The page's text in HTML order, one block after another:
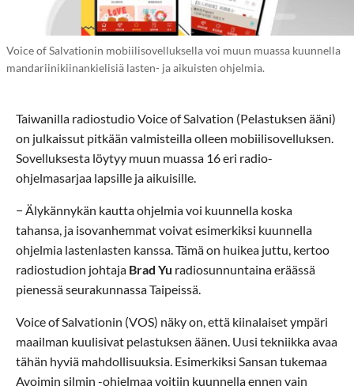
Voice of Salvationin mobiilisovelluksella voi muun muassa kuunnella
mandariinikiinankielisiä lasten- ja aikuisten ohjelmia.
Taiwanilla radiostudio Voice of Salvation (Pelastuksen ääni)
on julkaissut pitkään valmisteilla olleen mobiilisovelluksen.
Sovelluksesta löytyy muun muassa 16 eri radio-
ohjelmasarjaa lapsille ja aikuisille.
− Älykännykän kautta ohjelmia voi kuunnella koska
tahansa, ja isovanhemmat voivat esimerkiksi kuunnella
ohjelmia lastenlasten kanssa. Tämä on huikea juttu, kertoo
radiostudion johtaja Brad Yu radiosunnuntaina eräässä
pienessä seurakunnassa Taipeissä.
Voice of Salvationin (VOS) näky on, että kiinalaiset ympäri
maailman kuulisivat pelastuksen äänen. Uusi tekniikka avaa
tähän hyviä mahdollisuuksia. Esimerkiksi Sansan tukemaa
Avoimin silmin -ohjelmaa voitiin kuunnella ennen vain